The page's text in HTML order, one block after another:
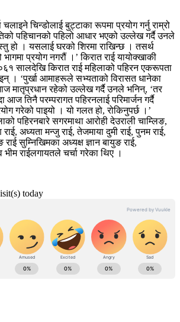
चलाइने चिन्डोलाई बुट्टाका रूपमा प्रयोग गर्नु राम्रो
पहिचानको पहिलो आधार भएको उल्लेख गर्दै उनले
हो । यसलाई घरको शिरमा राखिन्छ । तसर्थ
प्रयोग नगरौं ।’ किरात राई यायोक्खाकी
२०६१ सालदेखि किरात राई महिलाको पहिरन एकरूपता
। ‘पुर्खा आमाहरूले सभ्यताको विरासत धानेका
मातृप्रधान रहेको उल्लेख गर्दै उनले भनिन्, ‘तर
आज तिनै परम्परागत पहिरनलाई परिमार्जन गर्दै
गरेको पाइयो । यो गलत हो, रोकिनुपर्छ ।’
पहिरनबारे सगरमाथा आरोही देउराली चाम्लिङ,
राई, अध्यता मन्जु राई, तेजमाया दुमी राई, पुनम राई,
सुम्निखिमका अध्यक्ष ज्ञान बायुङ राई,
राईलगायतले चर्चा गरेका थिए ।
today